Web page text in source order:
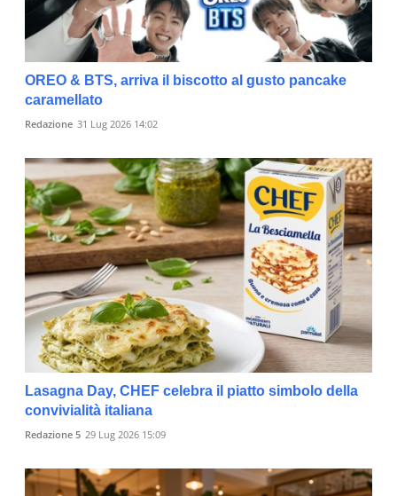
OREO & BTS, arriva il biscotto al gusto pancake
caramellato
Redazione 31 Lug 2026 14:02
Lasagna Day, CHEF celebra il piatto simbolo della
convivialità italiana
Redazione 5 29 Lug 2026 15:09